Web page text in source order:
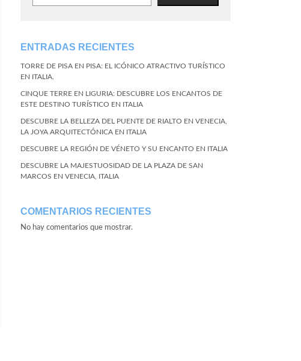
ENTRADAS RECIENTES
TORRE DE PISA EN PISA: EL ICÓNICO ATRACTIVO TURÍSTICO
EN ITALIA.
CINQUE TERRE EN LIGURIA: DESCUBRE LOS ENCANTOS DE
ESTE DESTINO TURÍSTICO EN ITALIA
DESCUBRE LA BELLEZA DEL PUENTE DE RIALTO EN VENECIA,
LA JOYA ARQUITECTÓNICA EN ITALIA
DESCUBRE LA REGIÓN DE VÉNETO Y SU ENCANTO EN ITALIA
DESCUBRE LA MAJESTUOSIDAD DE LA PLAZA DE SAN
MARCOS EN VENECIA, ITALIA
COMENTARIOS RECIENTES
No hay comentarios que mostrar.